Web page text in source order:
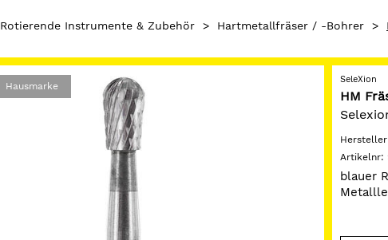
Rotierende Instrumente & Zubehör > Hartmetallfräser / -Bohrer >
Hausmarke
SeleXion
HM
Artikelnr:
blauer